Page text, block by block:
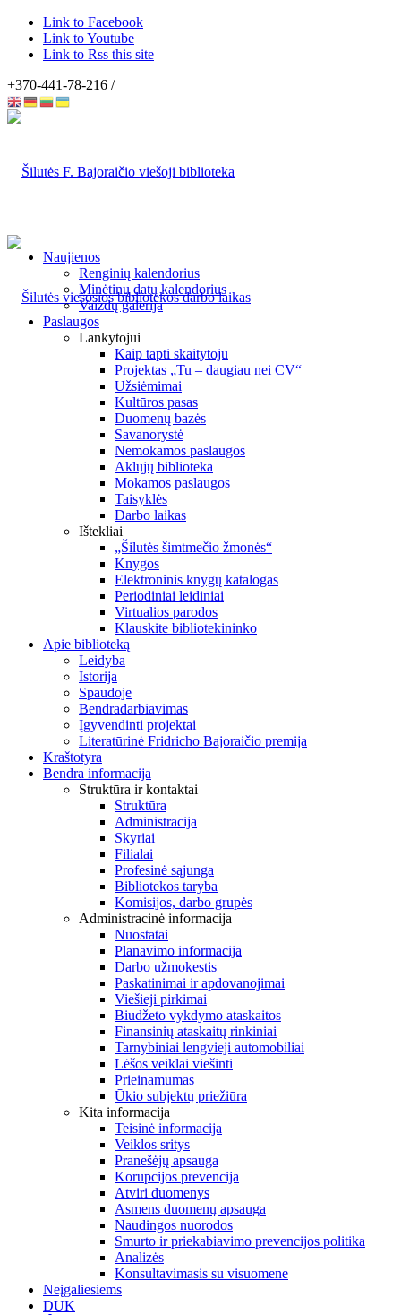
Link to Facebook
Link to Youtube
Link to Rss this site
+370-441-78-216 /
Naujienos
Renginių kalendorius
Minėtinų datų kalendorius
Vaizdų galerija
Paslaugos
Lankytojui
Kaip tapti skaitytoju
Projektas „Tu – daugiau nei CV“
Užsiėmimai
Kultūros pasas
Duomenų bazės
Savanorystė
Nemokamos paslaugos
Aklųjų biblioteka
Mokamos paslaugos
Taisyklės
Darbo laikas
Ištekliai
„Šilutės šimtmečio žmonės“
Knygos
Elektroninis knygų katalogas
Periodiniai leidiniai
Virtualios parodos
Klauskite bibliotekininko
Apie biblioteką
Leidyba
Istorija
Spaudoje
Bendradarbiavimas
Įgyvendinti projektai
Literatūrinė Fridricho Bajoraičio premija
Kraštotyra
Bendra informacija
Struktūra ir kontaktai
Struktūra
Administracija
Skyriai
Filialai
Profesinė sąjunga
Bibliotekos taryba
Komisijos, darbo grupės
Administracinė informacija
Nuostatai
Planavimo informacija
Darbo užmokestis
Paskatinimai ir apdovanojimai
Viešieji pirkimai
Biudžeto vykdymo ataskaitos
Finansinių ataskaitų rinkiniai
Tarnybiniai lengvieji automobiliai
Lėšos veiklai viešinti
Prieinamumas
Ūkio subjektų priežiūra
Kita informacija
Teisinė informacija
Veiklos sritys
Pranešėjų apsauga
Korupcijos prevencija
Atviri duomenys
Asmens duomenų apsauga
Naudingos nuorodos
Smurto ir priekabiavimo prevencijos politika
Analizės
Konsultavimasis su visuomene
Neįgaliesiems
DUK